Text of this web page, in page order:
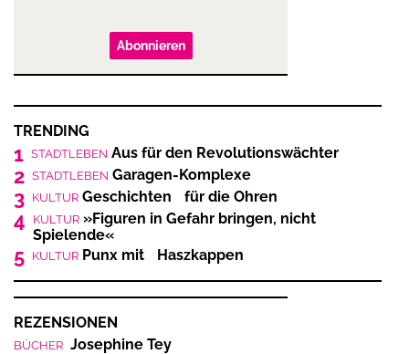
Abonnieren
TRENDING
1 STADTLEBEN Aus für den Revolutionswächter
2 STADTLEBEN Garagen-Komplexe
3 KULTUR Geschichten für die Ohren
4 KULTUR »Figuren in Gefahr bringen, nicht
Spielende«
5 KULTUR Punx mit Haszkappen
REZENSIONEN
BÜCHER Josephine Tey